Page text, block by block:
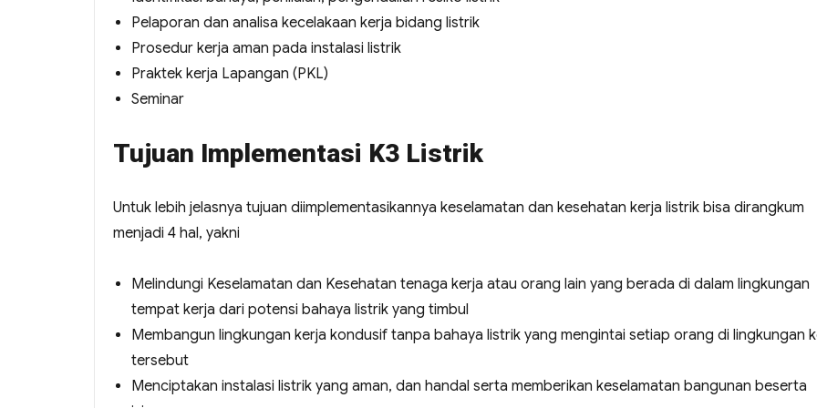
Pelaporan dan analisa kecelakaan kerja bidang listrik
Prosedur kerja aman pada instalasi listrik
Praktek kerja Lapangan (PKL)
Seminar
Tujuan Implementasi K3 Listrik
Untuk lebih jelasnya tujuan diimplementasikannya keselamatan dan kesehatan kerja listrik bisa dirangkum
menjadi 4 hal, yakni
Melindungi Keselamatan dan Kesehatan tenaga kerja atau orang lain yang berada di dalam lingkungan
tempat kerja dari potensi bahaya listrik yang timbul
Membangun lingkungan kerja kondusif tanpa bahaya listrik yang mengintai setiap orang di lingkungan
tersebut
Menciptakan instalasi listrik yang aman, dan handal serta memberikan keselamatan bangunan beserta